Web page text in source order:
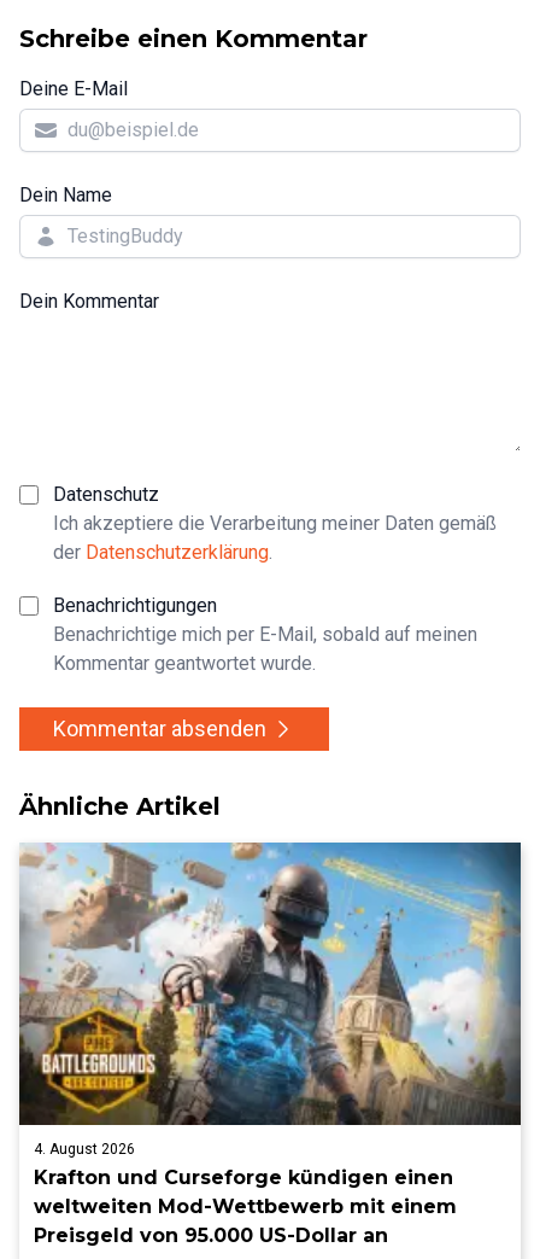
Schreibe einen Kommentar
Deine E-Mail
Dein Name
Dein Kommentar
Datenschutz
Ich akzeptiere die Verarbeitung meiner Daten gemäß
der Datenschutzerklärung.
Benachrichtigungen
Benachrichtige mich per E-Mail, sobald auf meinen
Kommentar geantwortet wurde.
Kommentar absenden
Ähnliche Artikel
4. August 2026
Krafton und Curseforge kündigen einen
weltweiten Mod-Wettbewerb mit einem
Preisgeld von 95.000 US-Dollar an